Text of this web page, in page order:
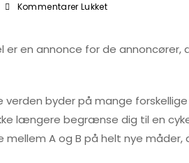
Kommentarer Lukket
er en annonce for de annoncører,
verden byder på mange
længere begrænse dig til en
mellem A og B på helt nye måder,